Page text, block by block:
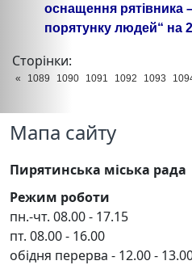
оснащення рятівника
порятунку людей“ на
Сторінки:
« 1089 1090 1091 1092 1093
Мапа сайту
Пирятинська міська рада
Режим роботи
пн.-чт. 08.00 - 17.15
пт. 08.00 - 16.00
обідня перерва - 12.00 -